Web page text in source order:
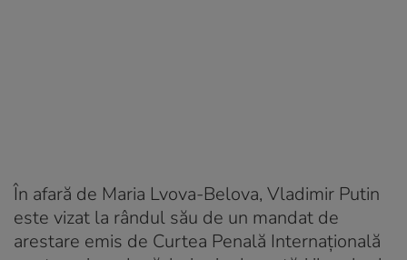
În afară de Maria Lvova-Belova, Vladimir Putin
este vizat la rândul său de un mandat de
arestare emis de Curtea Penală Internațională